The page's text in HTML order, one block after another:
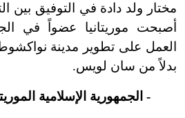
أصبحت موريتانيا عضواً في
العمل على تطوير مدينة
بدلاً من سان لويس.
- الجمهورية الإسلامية